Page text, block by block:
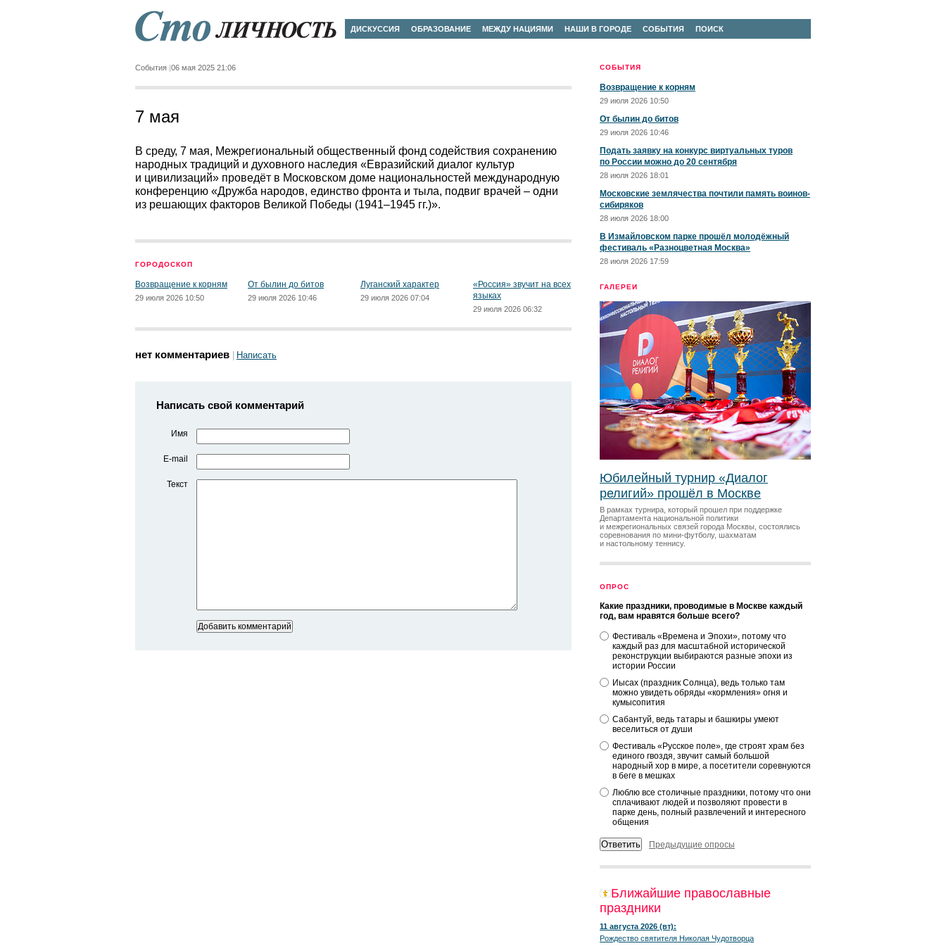
ДИСКУССИЯ ОБРАЗОВАНИЕ МЕЖДУ НАЦИЯМИ НАШИ В ГОРОДЕ СОБЫТИЯ ПОИСК
СОБЫТИЯ
Возвращение к корням
29 июля 2026 10:50
От былин до битов
29 июля 2026 10:46
Подать заявку на конкурс виртуальных туров
по России можно до 20 сентября
28 июля 2026 18:01
Московские землячества почтили память воинов-
сибиряков
28 июля 2026 18:00
В Измайловском парке прошёл молодёжный
фестиваль «Разноцветная Москва»
28 июля 2026 17:59
ГАЛЕРЕИ
Юбилейный турнир «Диалог
религий» прошёл в Москве
В рамках турнира, который прошел при поддержке
Департамента национальной политики
и межрегиональных связей города Москвы, состоялись
соревнования по мини-футболу, шахматам
и настольному теннису.
ОПРОС
Какие праздники, проводимые в Москве каждый
год, вам нравятся больше всего?
Фестиваль «Времена и Эпохи», потому что
каждый раз для масштабной исторической
реконструкции выбираются разные эпохи из
истории России
Иысах (праздник Солнца), ведь только там
можно увидеть обряды «кормления» огня и
кумысопития
Сабантуй, ведь татары и башкиры умеют
веселиться от души
Фестиваль «Русское поле», где строят храм без
единого гвоздя, звучит самый большой
народный хор в мире, а посетители соревнуются
в беге в мешках
Люблю все столичные праздники, потому что они
сплачивают людей и позволяют провести в
парке день, полный развлечений и интересного
общения
Предыдущие опросы
Ближайшие православные
праздники
11 августа 2026 (вт):
Рождество святителя Николая Чудотворца
События 06 мая 2025 21:06
7 мая
В среду, 7 мая, Межрегиональный общественный фонд содействия сохранению
народных традиций и духовного наследия «Евразийский диалог культур
и цивилизаций» проведёт в Московском доме национальностей международную
конференцию «Дружба народов, единство фронта и тыла, подвиг врачей – одни
из решающих факторов Великой Победы (1941–1945 гг.)».
ГОРОДОСКОП
Возвращение к корням
29 июля 2026 10:50
От былин до битов
29 июля 2026 10:46
Луганский характер
29 июля 2026 07:04
«Россия» звучит на всех
языках
29 июля 2026 06:32
нет комментариев Написать
Написать свой комментарий
Имя
E-mail
Текст